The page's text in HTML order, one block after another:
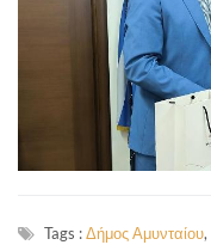
Tags :Δήμος Αμυνταίου,